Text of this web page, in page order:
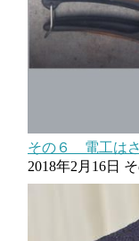
その６ 電工は
2018年2月16日